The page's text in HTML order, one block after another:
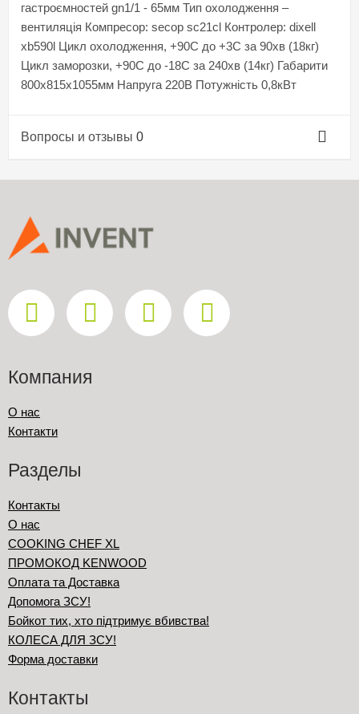
гастроємностей gn1/1 - 65мм Тип охолодження –
вентиляція Компресор: secop sc21cl Контролер: dixell
xb590l Цикл охолодження, +90С до +3С за 90хв (18кг)
Цикл заморозки, +90С до -18С за 240хв (14кг) Габарити
800х815х1055мм Напруга 220В Потужність 0,8кВт
Вопросы и отзывы 0
Компания
О нас
Контакти
Разделы
Контакты
О нас
COOKING CHEF XL
ПРОМОКОД KENWOOD
Оплата та Доставка
Допомога ЗСУ!
Бойкот тих, хто підтримує вбивства!
КОЛЕСА ДЛЯ ЗСУ!
Форма доставки
Контакты